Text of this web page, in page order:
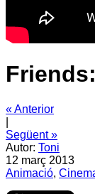
« Anterior
Següent »
Autor: Toni
12 març 2013
Animació,